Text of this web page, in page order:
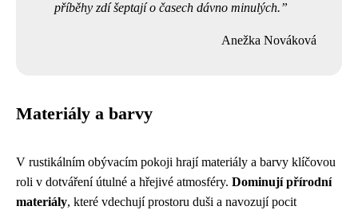
příběhy zdí šeptají o časech dávno minulých.
Anežka Nováková
Materiály a barvy
V rustikálním obývacím pokoji hrají materiály a barvy klíčovou
roli v dotváření útulné a hřejivé atmosféry. Dominují přírodní
materiály, které vdechují prostoru duši a navozují pocit